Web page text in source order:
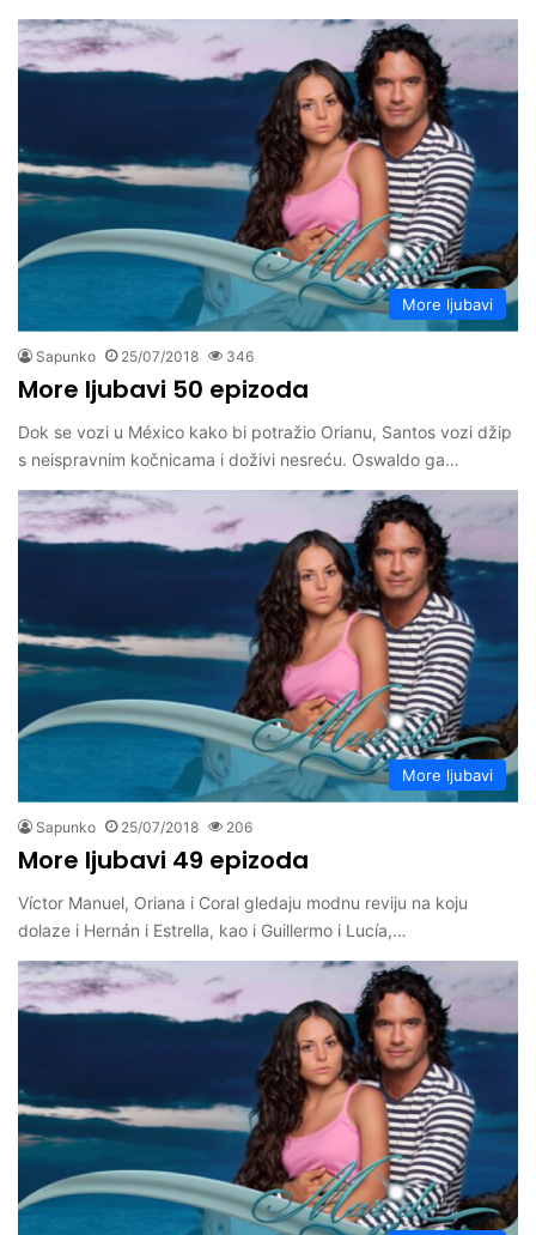
More ljubavi
Sapunko 25/07/2018 346
More ljubavi 50 epizoda
Dok se vozi u México kako bi potražio Orianu, Santos vozi džip
s neispravnim kočnicama i doživi nesreću. Oswaldo ga…
More ljubavi
Sapunko 25/07/2018 206
More ljubavi 49 epizoda
Víctor Manuel, Oriana i Coral gledaju modnu reviju na koju
dolaze i Hernán i Estrella, kao i Guillermo i Lucía,…